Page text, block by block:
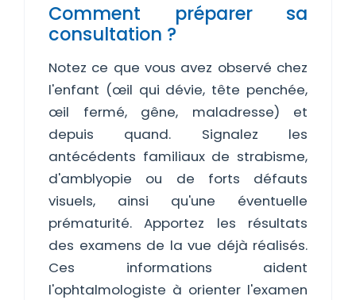
Comment préparer sa
consultation ?
Notez ce que vous avez observé chez
l'enfant (œil qui dévie, tête penchée,
œil fermé, gêne, maladresse) et
depuis quand. Signalez les
antécédents familiaux de strabisme,
d'amblyopie ou de forts défauts
visuels, ainsi qu'une éventuelle
prématurité. Apportez les résultats
des examens de la vue déjà réalisés.
Ces informations aident
l'ophtalmologiste à orienter l'examen